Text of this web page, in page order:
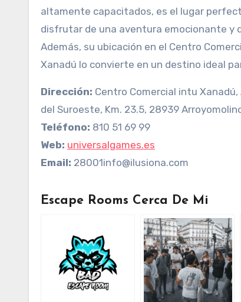
altamente capacitados, es el lugar
disfrutar de una aventura emocionante y
Además, su ubicación en el Centro
Xanadú lo convierte en un destino ideal
Dirección: Centro Comercial intu
del Suroeste, Km. 23.5, 28939
Teléfono: 810 51 69 99
Web: universalgames.es
Email: 28001info@ilusiona.com
Escape Rooms Cerca De Mi